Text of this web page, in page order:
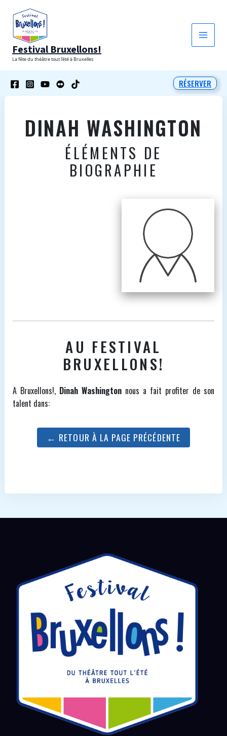
contenu
Festival Bruxellons!
La fête du théâtre tout l'été à Bruxelles
RÉSERVER
DINAH WASHINGTON
ÉLÉMENTS DE
BIOGRAPHIE
AU FESTIVAL
BRUXELLONS!
A Bruxellons!, Dinah Washingtonnous a fait profiter de son
talent dans:
← RETOUR À LA PAGE PRÉCÉDENTE